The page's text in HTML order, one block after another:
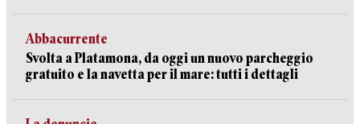
Abbacurrente
Svolta a Platamona, da oggi un nuovo parcheggio
gratuito e la navetta per il mare: tutti i dettagli